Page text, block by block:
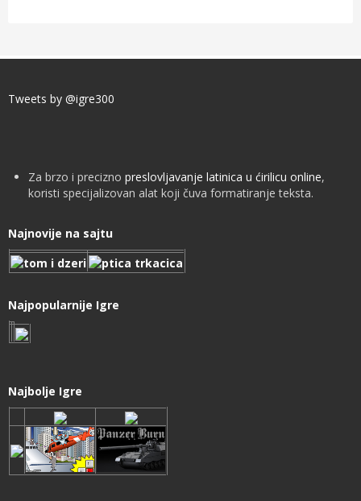
Tweets by @igre300
Za brzo i precizno preslovljavanje latinica u ćirilicu online,
koristi specijalizovan alat koji čuva formatiranje teksta.
Najnovije na sajtu
Najpopularnije Igre
Najbolje Igre